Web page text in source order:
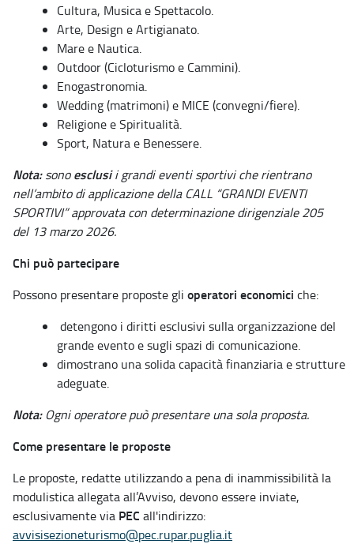
Cultura, Musica e Spettacolo.
Arte, Design e Artigianato.
Mare e Nautica.
Outdoor (Cicloturismo e Cammini).
Enogastronomia.
Wedding (matrimoni) e MICE (convegni/fiere).
Religione e Spiritualità.
Sport, Natura e Benessere.
Nota:sonoesclusii grandi eventi sportivi che rientrano
nell’ambito di applicazione della CALL “GRANDI EVENTI
SPORTIVI” approvata con determinazione dirigenziale 205
del 13 marzo 2026.
Chi può partecipare
Possono presentare proposte gli operatori economici che:
detengono i diritti esclusivi sulla organizzazione del
grande evento e sugli spazi di comunicazione.
dimostrano una solida capacità finanziaria e strutture
adeguate.
Nota: Ogni operatore può presentare una sola proposta.
Come presentare le proposte
Le proposte, redatte utilizzando a pena di inammissibilità la
modulistica allegata all’Avviso, devono essere inviate,
esclusivamente via PEC all'indirizzo:
avvisisezioneturismo@pec.rupar.puglia.it